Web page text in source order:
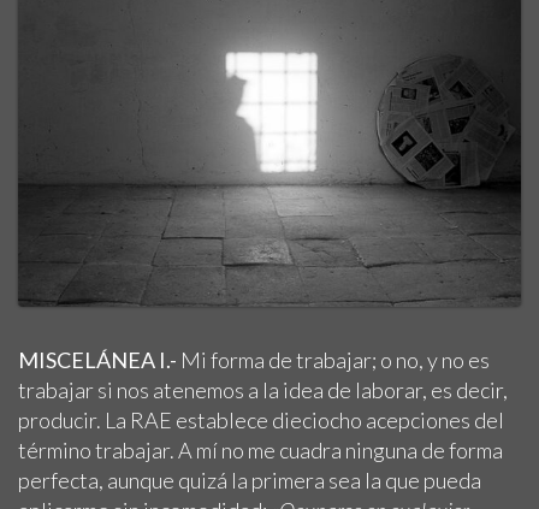
MISCELÁNEA I.- Mi forma de trabajar; o no, y no es
trabajar si nos atenemos a la idea de laborar, es decir,
producir. La RAE establece dieciocho acepciones del
término trabajar. A mí no me cuadra ninguna de forma
perfecta, aunque quizá la primera sea la que pueda